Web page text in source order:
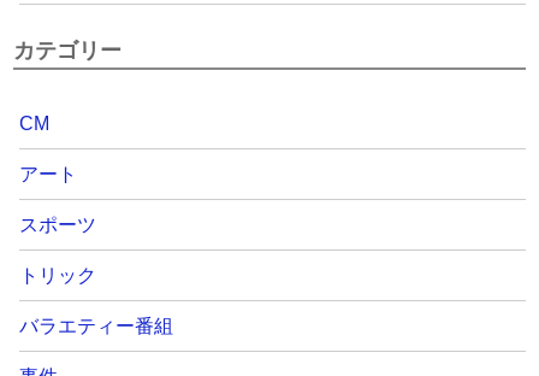
カテゴリー
CM
アート
スポーツ
トリック
バラエティー番組